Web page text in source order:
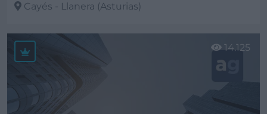
Cayés - Llanera (Asturias)
Ver más
14.125